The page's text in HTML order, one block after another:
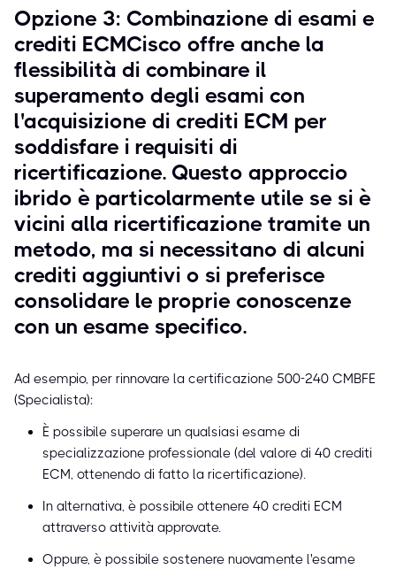
Opzione 3: Combinazione di esami e
crediti ECMCisco offre anche la
flessibilità di combinare il
superamento degli esami con
l'acquisizione di crediti ECM per
soddisfare i requisiti di
ricertificazione. Questo approccio
ibrido è particolarmente utile se si è
vicini alla ricertificazione tramite un
metodo, ma si necessitano di alcuni
crediti aggiuntivi o si preferisce
consolidare le proprie conoscenze
con un esame specifico.
Ad esempio, per rinnovare la certificazione 500-240 CMBFE
(Specialista):
È possibile superare un qualsiasi esame di
specializzazione professionale (del valore di 40 crediti
ECM, ottenendo di fatto la ricertificazione).
In alternativa, è possibile ottenere 40 crediti ECM
attraverso attività approvate.
Oppure, è possibile sostenere nuovamente l'esame